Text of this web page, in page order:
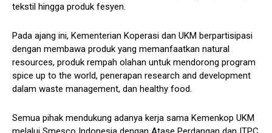
tekstil hingga produk fesyen.
Pada ajang ini, Kementerian Koperasi dan UKM berpartisipasi
dengan membawa produk yang memanfaatkan natural
resources, produk rempah olahan untuk mendorong program
spice up to the world, penerapan research and development
dalam waste management, dan healthy food.
Semua pihak mendukung adanya kerja sama Kemenkop UKM